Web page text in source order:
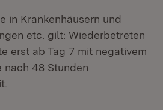
in Krankenhäusern und
etc. gilt: Wiederbetreten
erst ab Tag 7 mit negativem
nach 48 Stunden